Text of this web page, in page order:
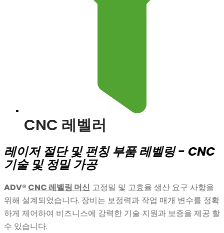
CNC 레벨러
레이저 절단 및 펀칭 부품 레벨링 - CNC
기술 및 정밀 가공
ADV® CNC 레벨링 머신 고정밀 및 고효율 생산 요구 사항을
위해 설계되었습니다. 장비는 보정력과 작업 매개 변수를 정확
하게 제어하여 비즈니스에 강력한 기술 지원과 보증을 제공 할
수 있습니다.